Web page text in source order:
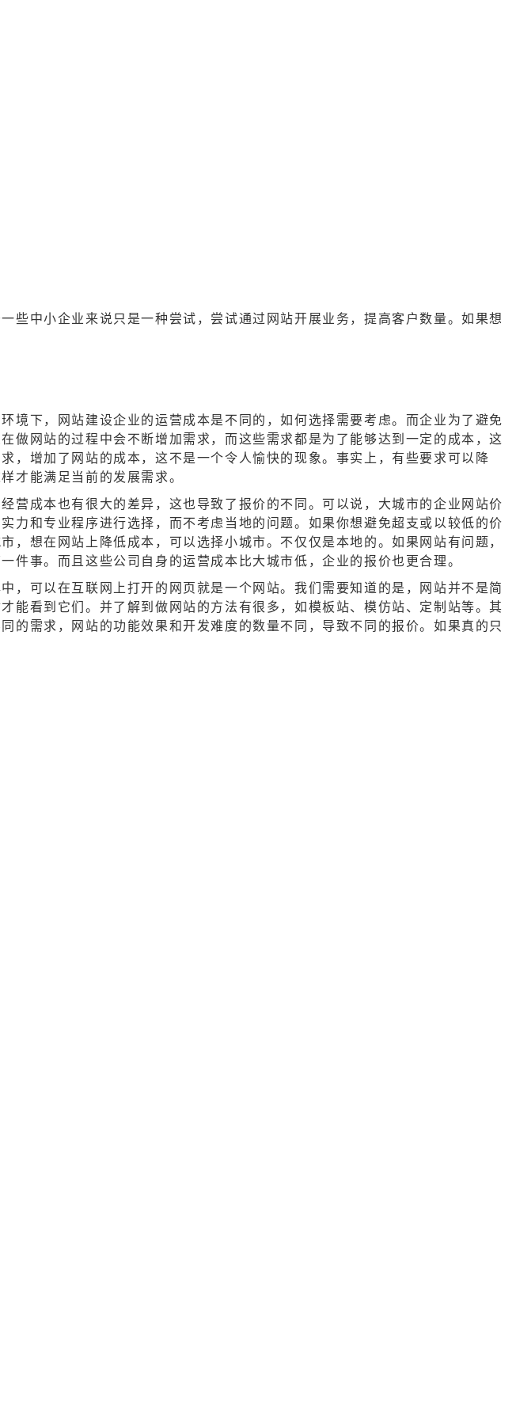
些中小企业来说只是一种尝试，尝试通过网站开展业务，提高客户数量。如果想
境下， 网站建设企业的运营成本是不同的，如何选择需要考虑。而企业为了避免
做网站的过程中会不断增加需求，而这些需求都是为了能够达到一定的成本，这
，增加了网站的成本，这不是一个令人愉快的现象。事实上，有些要求可以降
才能满足当前的发展需求。
营成本也有很大的差异，这也导致了报价的不同。可以说，大城市的企业网站价
力和专业程序进行选择，而不考虑当地的问题。如果你想避免超支或以较低的价
想在网站上降低成本，可以选择小城市。不仅仅是本地的。如果网站有问题，
事。而且这些公司自身的运营成本比大城市低，企业的报价也更合理。
，可以在互联网上打开的网页就是一个网站。我们需要知道的是，网站并不是简
能看到它们。并了解到做网站的方法有很多，如模板站、模仿站、定制站等。其
需求，网站的功能效果和开发难度的数量不同，导致不同的报价。如果真的只